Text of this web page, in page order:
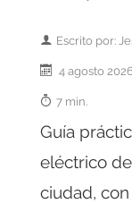
Escrito por:
4 agosto
7 min.
Guía
eléctrico
ciudad,